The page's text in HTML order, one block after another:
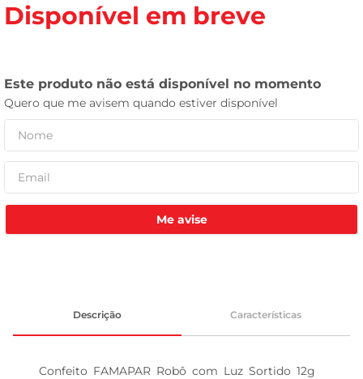
Disponível em breve
Me avise
Descrição Características
Confeito FAMAPAR Robô com Luz Sortido 12g
leite
tv